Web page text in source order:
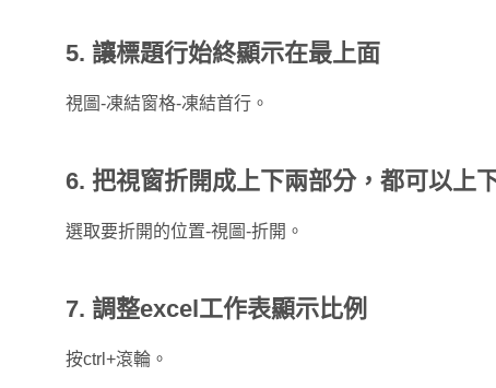
5. 讓標題行始終顯示在最上面
視圖-凍結窗格-凍結首行。
6. 把視窗折開成上下兩部分，都可以上
選取要折開的位置-視圖-折開。
7. 調整excel工作表顯示比例
按ctrl+滾輪。